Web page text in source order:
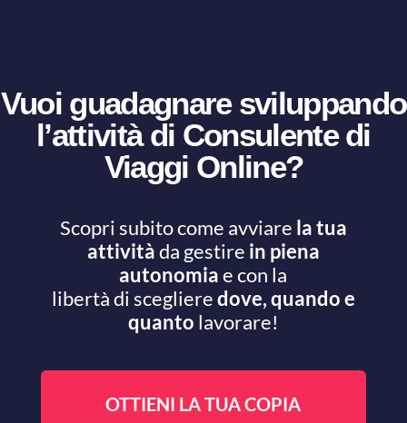
Vuoi guadagnare sviluppando
l’attività di Consulente di
Viaggi Online?
Scopri subito come avviare la tua
attivitàda gestire in piena
autonomiae con la
libertà di sceglieredove, quando e
quanto lavorare!
OTTIENI LA TUA COPIA